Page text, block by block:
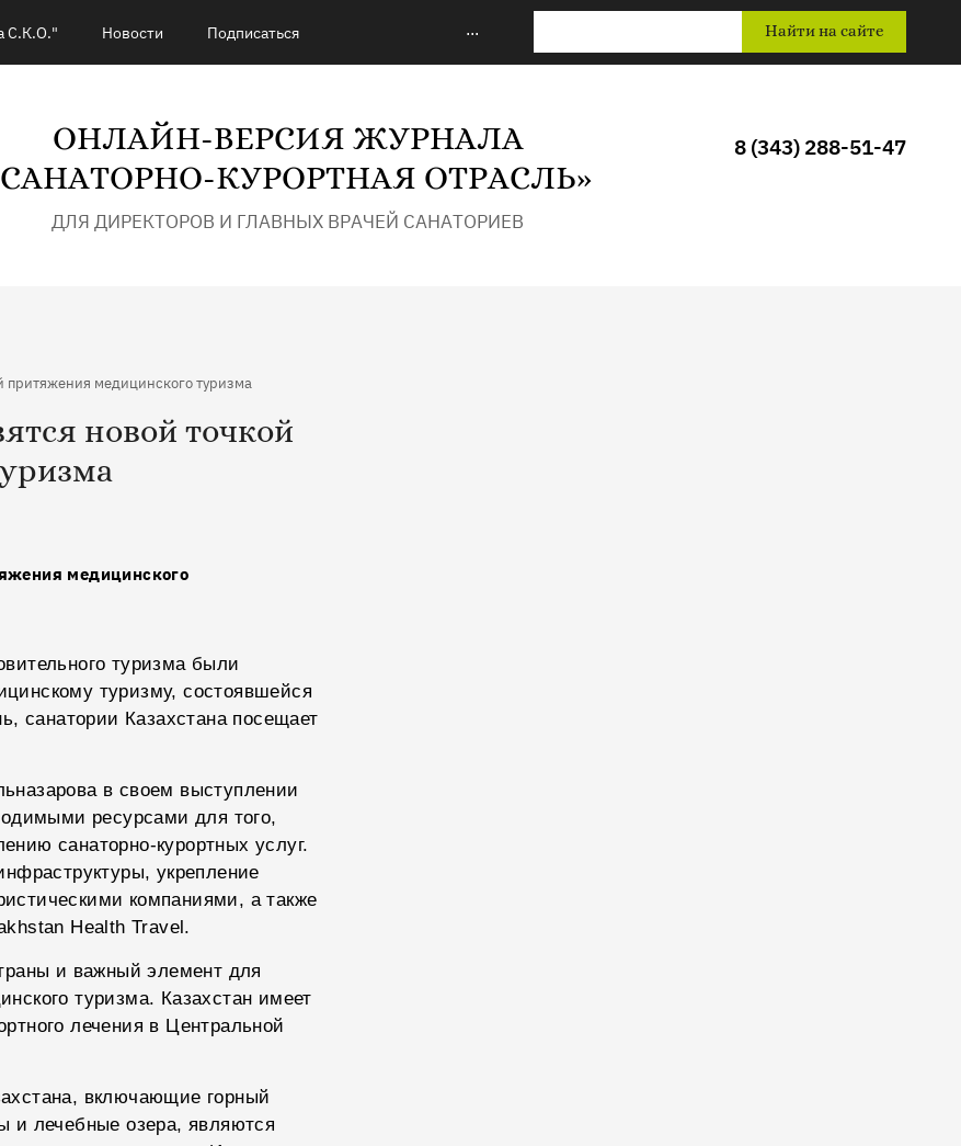
С.К.О." Новости Подписаться ... Найти на сайте
ОНЛАЙН-ВЕРСИЯ ЖУРНАЛА
КУРОРТНАЯ ОТРАСЛЬ»
ДЛЯ ДИРЕКТОРОВ И ГЛАВНЫХ ВРАЧЕЙ САНАТОРИЕВ
8 (343) 288-51-47
притяжения медицинского туризма
новой точкой
медицинского
туризма были
туризму, состоявшейся
санатории Казахстана посещает
в своем выступлении
ресурсами для того,
санаторно-курортных услуг.
укрепление
компаниями, а также
Health Travel.
и важный элемент для
туризма. Казахстан имеет
лечения в Центральной
включающие горный
и лечебные озера, являются